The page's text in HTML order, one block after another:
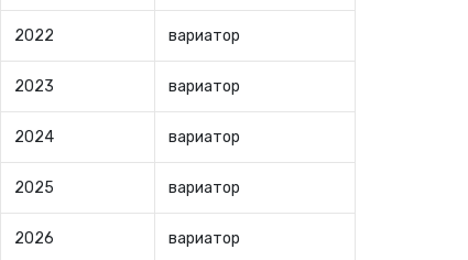
2022 вариатор
2023 вариатор
2024 вариатор
2025 вариатор
2026 вариатор